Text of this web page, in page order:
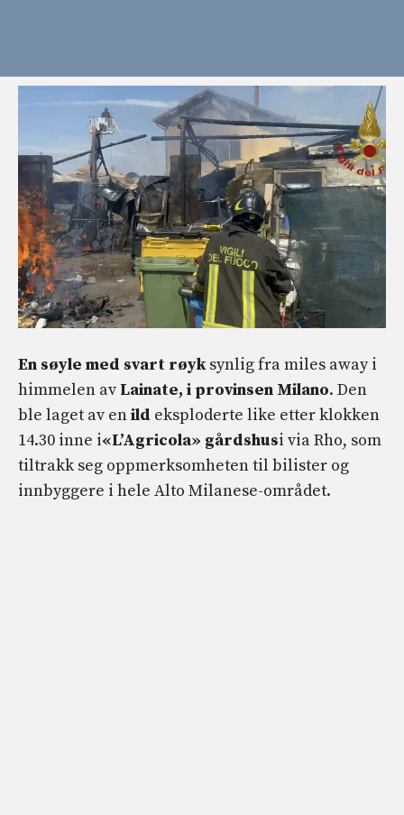
En søyle med svart røyksynlig fra miles away i
himmelen av Lainate, i provinsen Milano. Den
ble laget av enild eksploderte like etter klokken
14.30 inne i«L’Agricola» gårdshusi via Rho, som
tiltrakk seg oppmerksomheten til bilister og
innbyggere i hele Alto Milanese-området.